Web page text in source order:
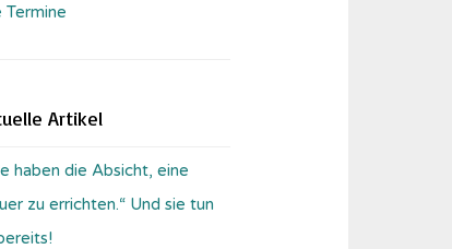
Termine
Artikel
haben die Absicht, eine
zu errichten.“ Und sie tun